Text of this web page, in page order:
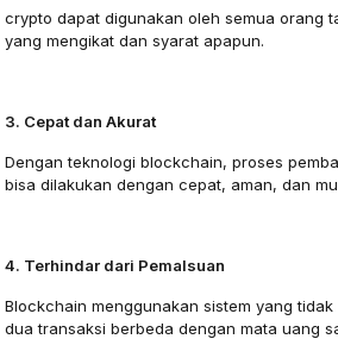
crypto dapat digunakan oleh semua orang
yang mengikat dan syarat apapun.
3. Cepat dan Akurat
Dengan teknologi blockchain, proses
bisa dilakukan dengan cepat, aman, dan
4. Terhindar dari Pemalsuan
Blockchain menggunakan sistem yang
dua transaksi berbeda dengan mata uang